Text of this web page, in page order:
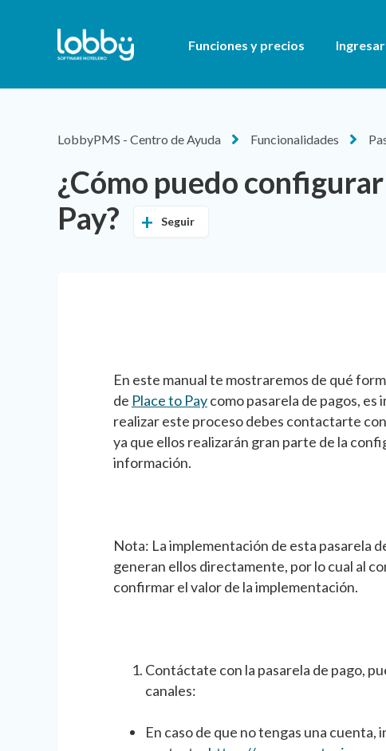
Funciones y precios
LobbyPMS - Centro de Ayuda Funcionalidades
¿Cómo puedo
Pay?
Seguir
En este manual te mostraremos de qué
de Place to Paycomo pasarela de pagos, es
realizar este proceso debes contactarte
ya que ellos realizarán gran parte de la
información.
Nota: La implementación de esta pasarela
generan ellos directamente, por lo cual al
confirmar el valor de la implementación.
Contáctate con la pasarela de pago,
canales:
En caso de que no tengas una